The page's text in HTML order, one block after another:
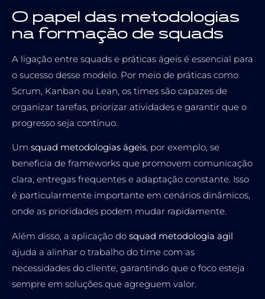
O papel das metodologias
na formação de squads
A ligação entre squads e práticas ágeis é essencial para
o sucesso desse modelo. Por meio de práticas como
Scrum, Kanban ou Lean, os times são capazes de
organizar tarefas, priorizar atividades e garantir que o
progresso seja contínuo.
Um squad metodologias ágeis, por exemplo, se
beneficia de frameworks que promovem comunicação
clara, entregas frequentes e adaptação constante. Isso
é particularmente importante em cenários dinâmicos,
onde as prioridades podem mudar rapidamente.
Além disso, a aplicação do squad metodologia agil​
ajuda a alinhar o trabalho do time com as
necessidades do cliente, garantindo que o foco esteja
sempre em soluções que agreguem valor.